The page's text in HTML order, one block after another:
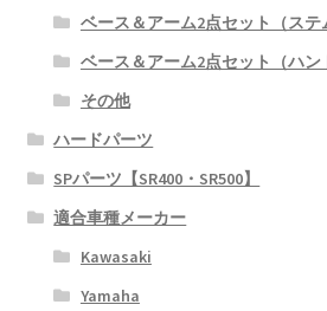
ベース＆アーム2点セット（ステ
ベース＆アーム2点セット（ハン
その他
ハードパーツ
SPパーツ【SR400・SR500】
適合車種メーカー
Kawasaki
Yamaha